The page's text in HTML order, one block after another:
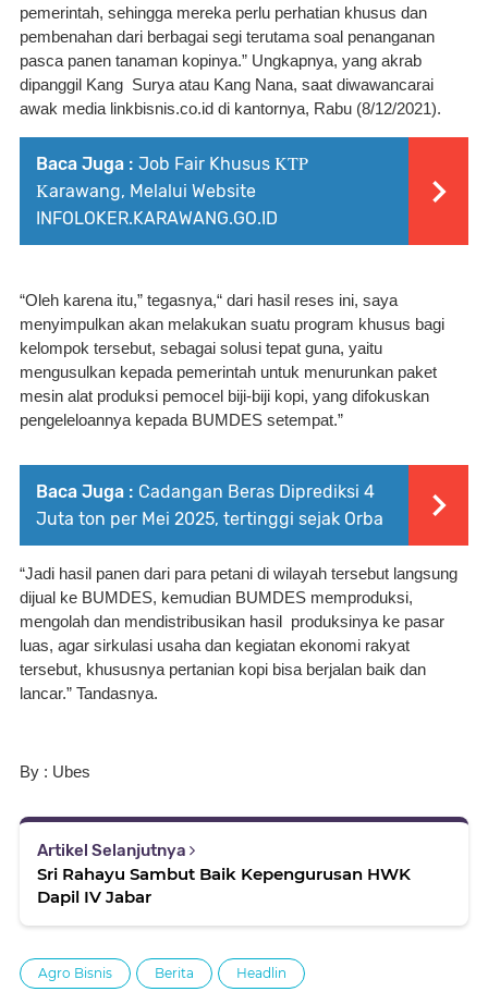
pemerintah, sehingga mereka perlu perhatian khusus dan
pembenahan dari berbagai segi terutama soal penanganan
pasca panen tanaman kopinya.” Ungkapnya, yang akrab
dipanggil Kang  Surya atau Kang Nana, saat diwawancarai
awak media linkbisnis.co.id di kantornya, Rabu (8/12/2021).
Baca Juga : Job Fair Khusus ΚΤΡ
Κarawang, Melalui Website
INFOLOKER.KARAWANG.GO.ID
“Oleh karena itu,” tegasnya,“ dari hasil reses ini, saya
menyimpulkan akan melakukan suatu program khusus bagi
kelompok tersebut, sebagai solusi tepat guna, yaitu
mengusulkan kepada pemerintah untuk menurunkan paket
mesin alat produksi pemocel biji-biji kopi, yang difokuskan
pengeleloannya kepada BUMDES setempat.”
Baca Juga : Cadangan Beras Diprediksi 4
Juta ton per Mei 2025, tertinggi sejak Orba
“Jadi hasil panen dari para petani di wilayah tersebut langsung
dijual ke BUMDES, kemudian BUMDES memproduksi,
mengolah dan mendistribusikan hasil  produksinya ke pasar
luas, agar sirkulasi usaha dan kegiatan ekonomi rakyat
tersebut, khususnya pertanian kopi bisa berjalan baik dan
lancar.” Tandasnya.
By : Ubes
Artikel Selanjutnya
Sri Rahayu Sambut Baik Kepengurusan HWK
Dapil IV Jabar
Agro Bisnis Berita Headlin